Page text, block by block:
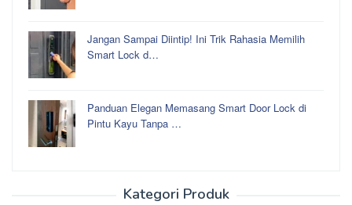
Jangan Sampai Diintip! Ini Trik Rahasia Memilih
Smart Lock d…
Panduan Elegan Memasang Smart Door Lock di
Pintu Kayu Tanpa …
Kategori Produk